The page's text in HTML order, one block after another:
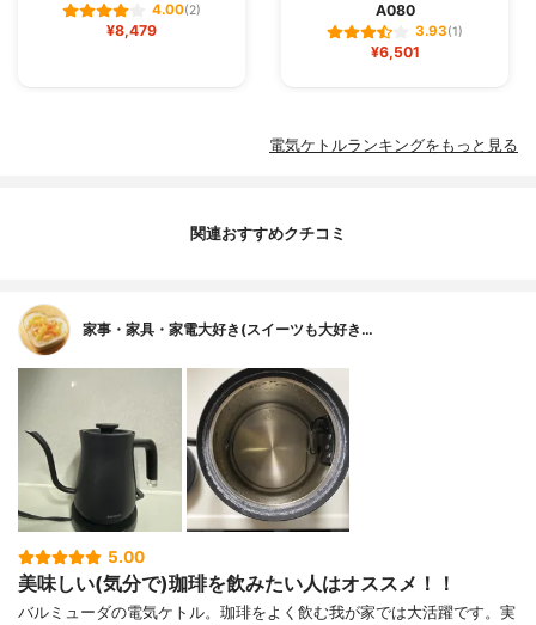
4.00(2)
¥8,479
A080
3.93(1)
¥6,501
電気ケトルランキングをもっと見る
関連おすすめクチコミ
家事・家具・家電大好き(スイーツも大好き…
5.00
美味しい(気分で)珈琲を飲みたい人はオススメ！！
バルミューダの電気ケトル。珈琲をよく飲む我が家では大活躍です。実